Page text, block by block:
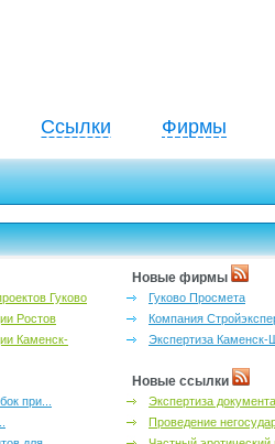
Ссылки Фирмы
Гуково
Ростов
Каменск-
Новые фирмы
Гуково Просмета
Компания
Экспертиза Каменск-
при...
Новые ссылки
Экспертиза
Проведение